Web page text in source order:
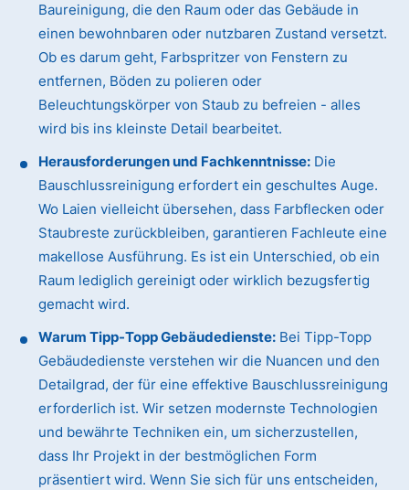
Baureinigung, die den Raum oder das Gebäude in
einen bewohnbaren oder nutzbaren Zustand versetzt.
Ob es darum geht, Farbspritzer von Fenstern zu
entfernen, Böden zu polieren oder
Beleuchtungskörper von Staub zu befreien - alles
wird bis ins kleinste Detail bearbeitet.
Herausforderungen und Fachkenntnisse: Die
Bauschlussreinigung erfordert ein geschultes Auge.
Wo Laien vielleicht übersehen, dass Farbflecken oder
Staubreste zurückbleiben, garantieren Fachleute eine
makellose Ausführung. Es ist ein Unterschied, ob ein
Raum lediglich gereinigt oder wirklich bezugsfertig
gemacht wird.
Warum Tipp-Topp Gebäudedienste: Bei Tipp-Topp
Gebäudedienste verstehen wir die Nuancen und den
Detailgrad, der für eine effektive Bauschlussreinigung
erforderlich ist. Wir setzen modernste Technologien
und bewährte Techniken ein, um sicherzustellen,
dass Ihr Projekt in der bestmöglichen Form
präsentiert wird. Wenn Sie sich für uns entscheiden,